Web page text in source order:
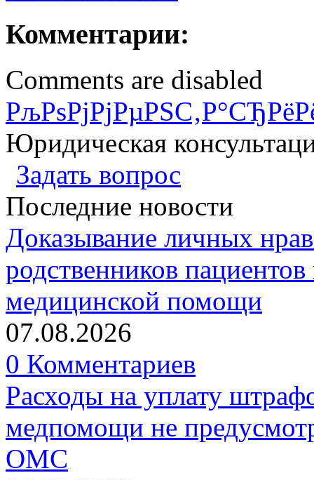
Комментарии:
Comments are disabled
Юридическая
Задать вопрос
Последние новости
Доказывание личных
родственников
медицинской помощи
07.08.2026
0 Комментариев
Расходы на уплату
медпомощи не
ОМС